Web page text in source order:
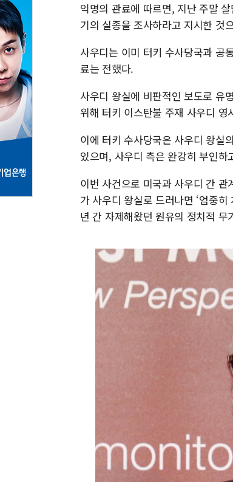
익명의 관료에 따르면, 지난 주말
기의 실종을 조사하라고 지시한 것
사우디는 이미 터키 수사당국과 공
료는 전했다.
사우디 왕실에 비판적인 보도로 유
위해 터키 이스탄불 주재 사우디
이에 터키 수사당국은 사우디 왕실
있으며, 사우디 측은 완강히 부인
이번 사건으로 미국과 사우디 간
가 사우디 왕실로 드러나면 ‘엄중
년 간 자제해왔던 원유의 정치적 무